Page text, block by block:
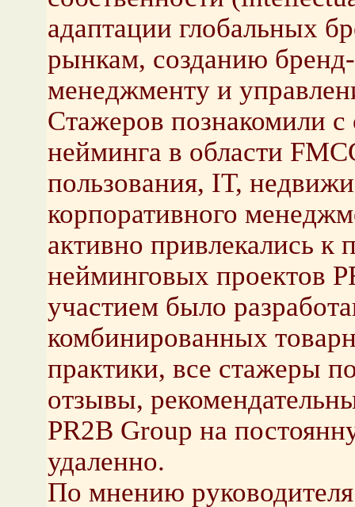
адаптации глобальных
рынкам, созданию
менеджменту и
Стажеров познакомили с
нейминга в области
пользования, IT,
корпоративного
активно привлекались
нейминговых проектов
участием было
комбинированных
практики, все стажеры
отзывы,
PR2B Group на
удаленно.
По мнению